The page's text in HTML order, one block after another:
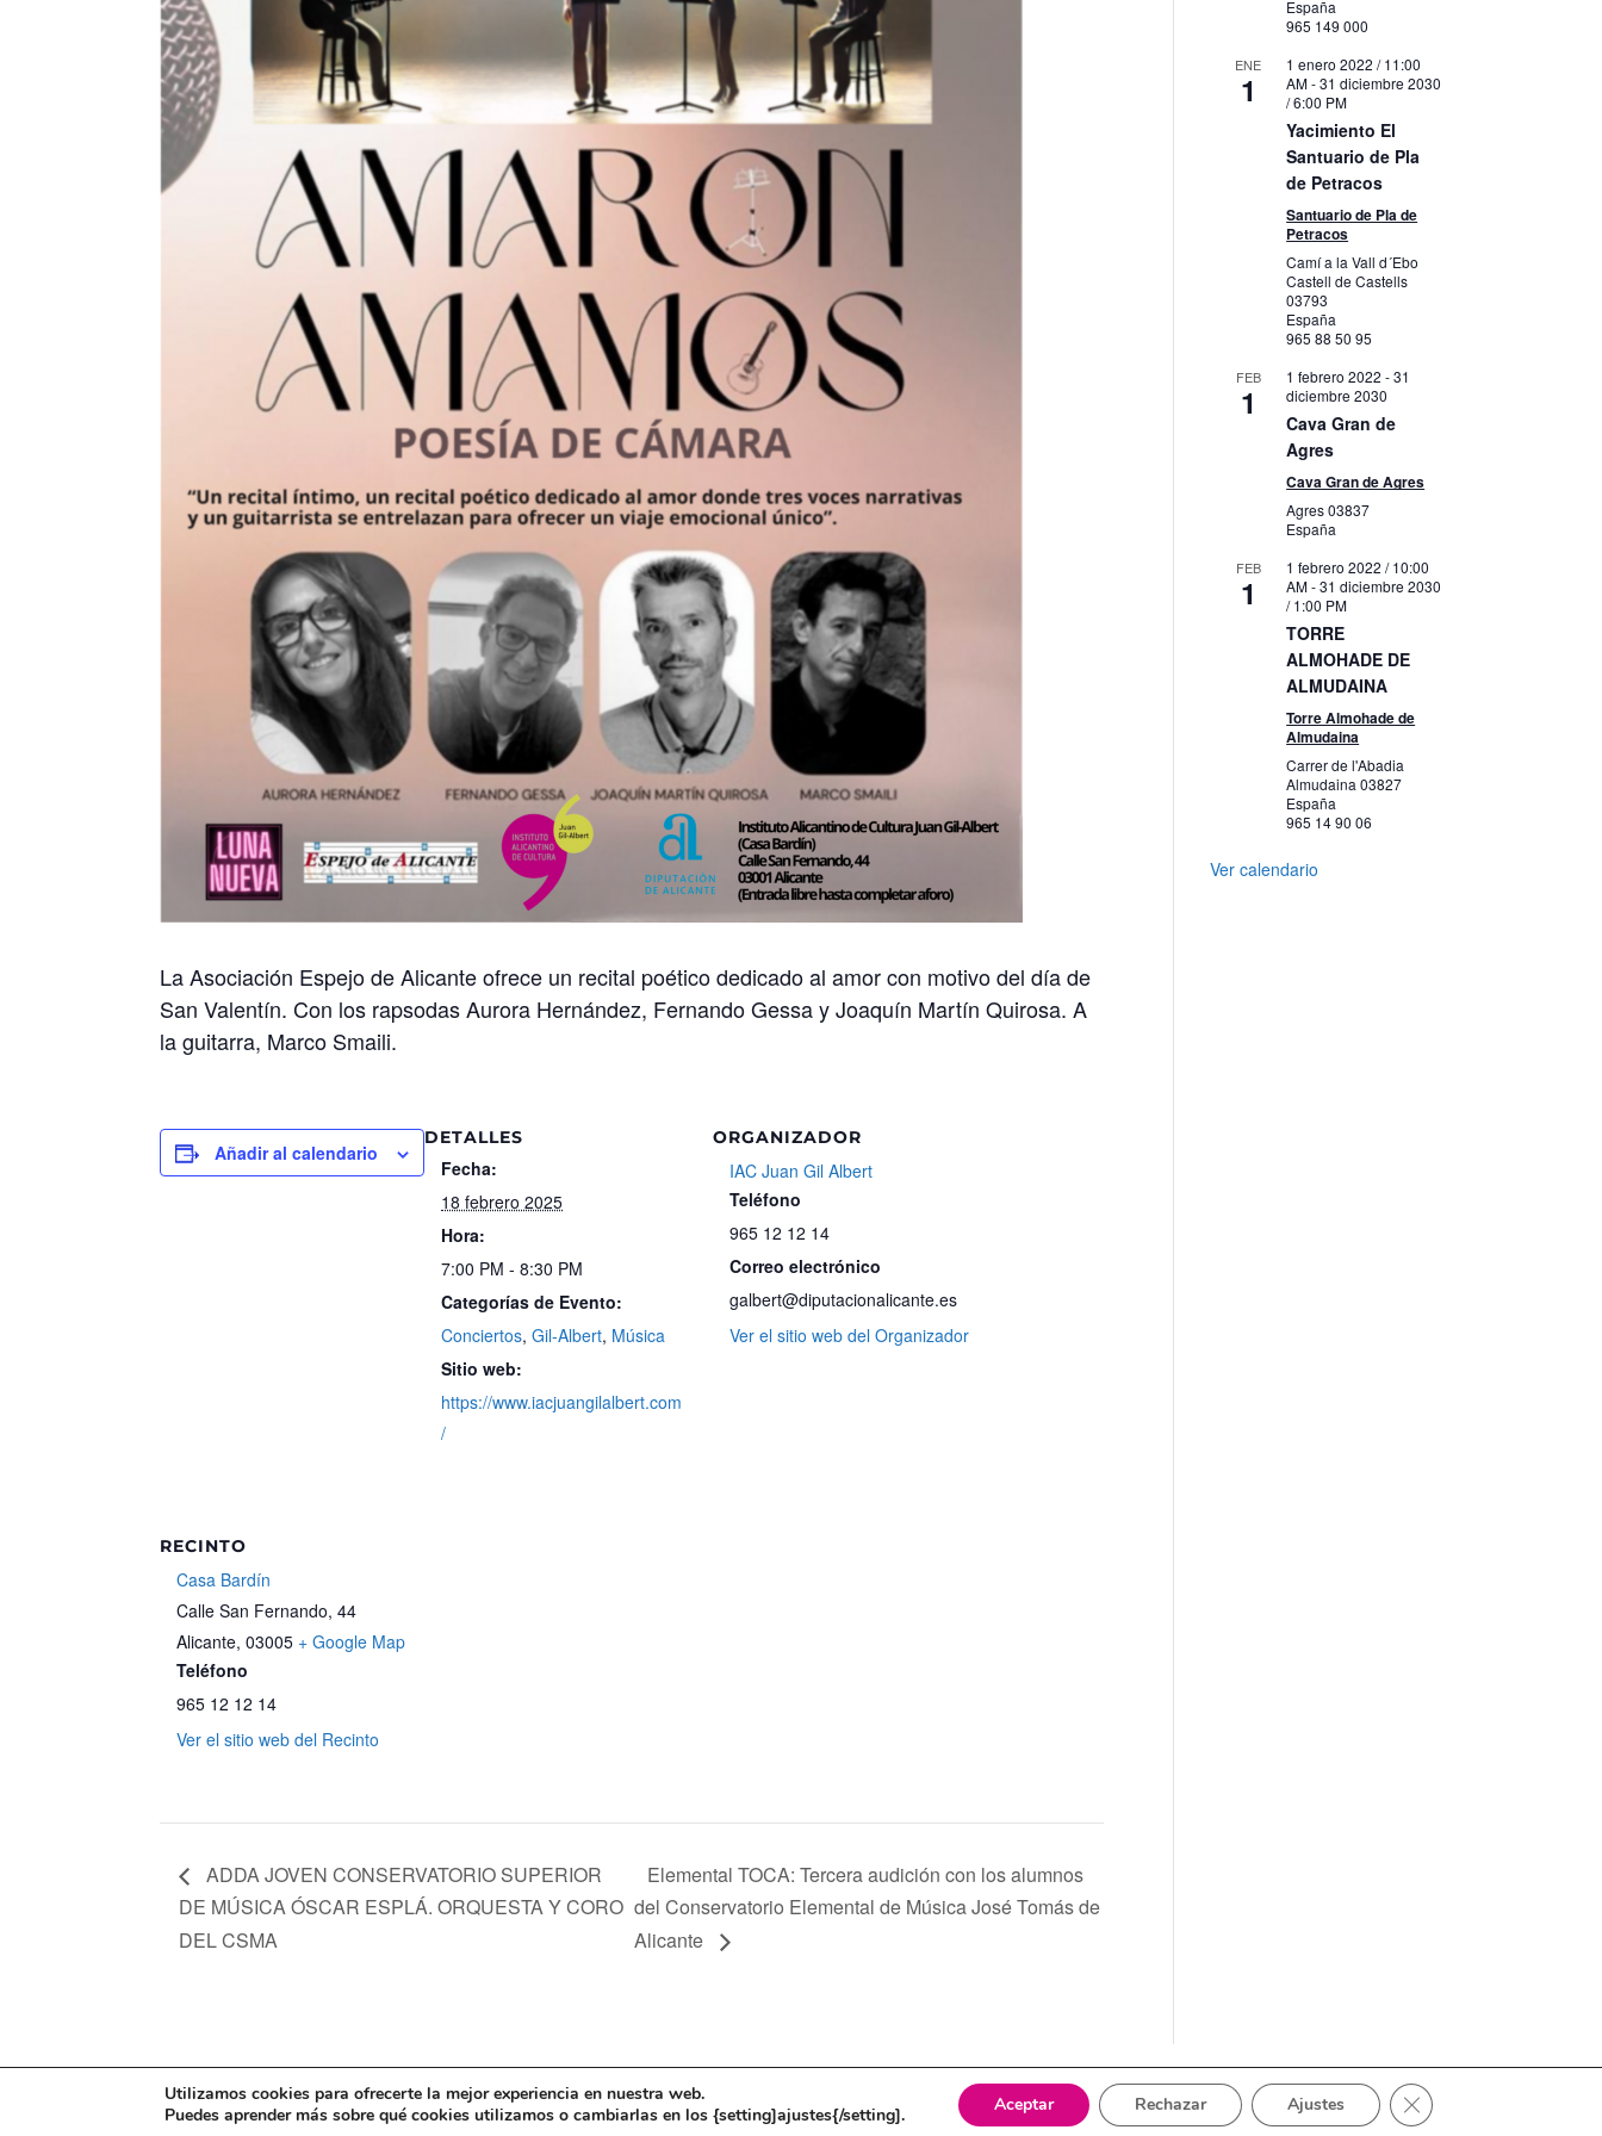
La Asociación Espejo de Alicante ofrece un recital poético dedicado al amor con motivo del día de
San Valentín. Con los rapsodas Aurora Hernández, Fernando Gessa y Joaquín Martín Quirosa. A
la guitarra, Marco Smaili.
Añadir al calendario
DETALLES
Fecha:
18 febrero 2025
Hora:
7:00 PM - 8:30 PM
Categorías de Evento:
Conciertos,Gil-Albert, Música
Sitio web:
https://www.iacjuangilalbert.com
/
ORGANIZADOR
IAC Juan Gil Albert
Teléfono
965 12 12 14
Correo electrónico
galbert@diputacionalicante.es
Ver el sitio web del Organizador
RECINTO
Casa Bardín
Calle San Fernando, 44
Alicante, 03005 + Google Map
Teléfono
965 12 12 14
Ver el sitio web del Recinto
ADDA JOVEN CONSERVATORIO SUPERIOR
DE MÚSICA ÓSCAR ESPLÁ. ORQUESTA Y CORO
DEL CSMA
Elemental TOCA: Tercera audición con los alumnos
del Conservatorio Elemental de Música José Tomás de
Alicante
España
965 149 000
ENE
1
1 enero 2022 / 11:00
AM-31 diciembre 2030
/ 6:00 PM
Yacimiento El
Santuario de Pla
de Petracos
Santuario de Pla de
Petracos
Camí a la Vall d´Ebo
Castell de Castells
03793
España
965 88 50 95
FEB
1
1 febrero 2022 -31
diciembre 2030
Cava Gran de
Agres
Cava Gran de Agres
Agres03837
España
FEB
1
1 febrero 2022 / 10:00
AM-31 diciembre 2030
/ 1:00 PM
TORRE
ALMOHADE DE
ALMUDAINA
Torre Almohade de
Almudaina
Carrer de l'Abadia
Almudaina03827
España
965 14 90 06
Ver calendario
Mapa web Política de Privacidad Politica de cookies
Utilizamos cookies para ofrecerte la mejor experiencia en nuestra web.
Puedes aprender más sobre qué cookies utilizamos o cambiarlas en los {setting]ajustes{/setting].
Aceptar Rechazar Ajustes Cerrar el banner de